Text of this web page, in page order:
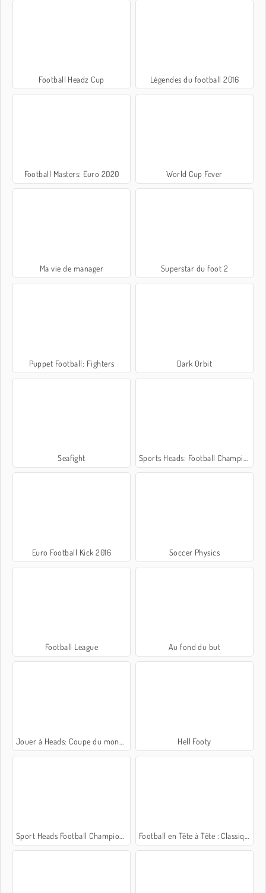
Football Headz Cup Légendes du football 2016
Football Masters: Euro 2020 World Cup Fever
Ma vie de manager Superstar du foot 2
Puppet Football: Fighters Dark Orbit
Seafight Sports Heads: Football Championship 2016
Euro Football Kick 2016 Soccer Physics
Football League Au fond du but
Jouer à Heads: Coupe du monde Football Hell Footy
Sport Heads Football Championship Football en Tête à Tête : Classique